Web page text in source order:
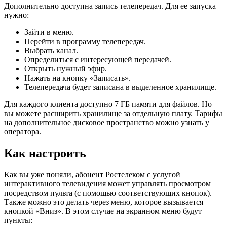
Дополнительно доступна запись телепередач. Для ее запуска
нужно:
Зайти в меню.
Перейти в программу телепередач.
Выбрать канал.
Определиться с интересующей передачей.
Открыть нужный эфир.
Нажать на кнопку «Записать».
Телепередача будет записана в выделенное хранилище.
Для каждого клиента доступно 7 ГБ памяти для файлов. Но
вы можете расширить хранилище за отдельную плату. Тарифы
на дополнительное дисковое пространство можно узнать у
оператора.
Как настроить
Как вы уже поняли, абонент Ростелеком с услугой
интерактивного телевидения может управлять просмотром
посредством пульта (с помощью соответствующих кнопок).
Также можно это делать через меню, которое вызывается
кнопкой «Вниз». В этом случае на экранном меню будут
пункты: